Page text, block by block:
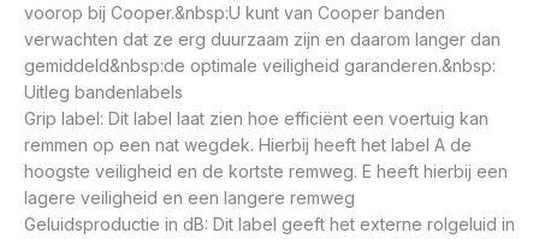
voorop bij Cooper.&nbsp:U kunt van Cooper banden
verwachten dat ze erg duurzaam zijn en daarom langer dan
gemiddeld&nbsp:de optimale veiligheid garanderen.&nbsp:
Uitleg bandenlabels
Grip label: Dit label laat zien hoe efficiënt een voertuig kan
remmen op een nat wegdek. Hierbij heeft het label A de
hoogste veiligheid en de kortste remweg. E heeft hierbij een
lagere veiligheid en een langere remweg
Geluidsproductie in dB: Dit label geeft het externe rolgeluid in